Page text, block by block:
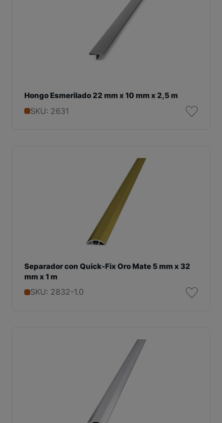
Hongo Esmerilado 22 mm x 10 mm x 2,5 m
SKU: 2631
Separador con Quick-Fix Oro Mate 5 mm x 32
mm x 1 m
SKU: 2832-1.0